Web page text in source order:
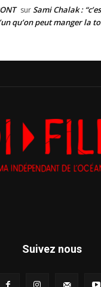
surSami Chalak :
qu’on peut manger la
Suivez nous